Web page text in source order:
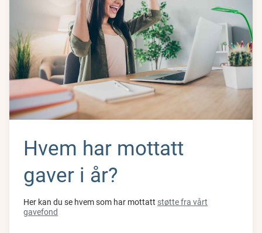
Hvem har mottatt
gaver i år?
Her kan du se hvem som har mottatt støtte fra vårt
gavefond